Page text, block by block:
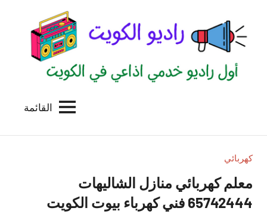
المحتوى
الكويت
للاعلانات
بالكويت
القائمة
كهربائي
معلم كهربائي منازل الشاليهات
65742444 فني كهرباء بيوت الكويت